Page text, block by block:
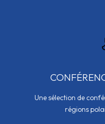
Une sélection de
régions